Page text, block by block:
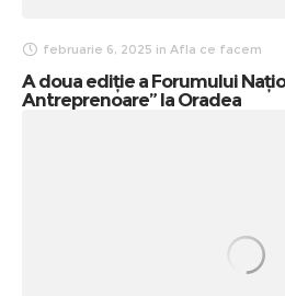
februarie 6, 2025 in Afla ce facem
A doua ediție a Forumului
Antreprenoare” la Oradea